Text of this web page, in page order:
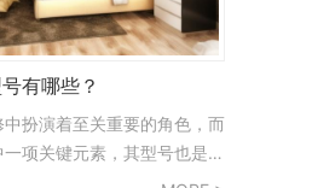
有哪些？
扮演着至关重要的角色，而
项关键元素，其型号也是我
面让我们一起来了解一下电